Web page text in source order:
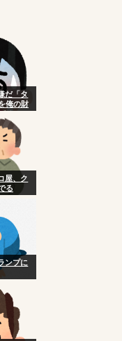
だ「タ
俺の財
チンコ
殴って
屋、ク
る
ンプに